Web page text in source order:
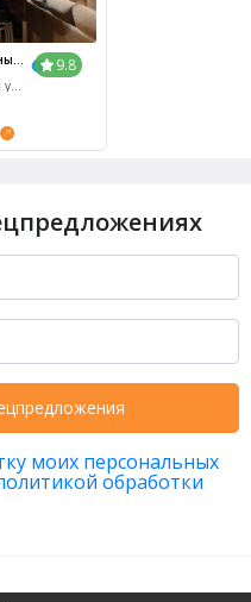
9.8
Светлая улица, 40
моих персональных
обработки